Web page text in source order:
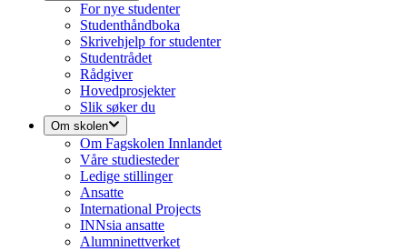
For nye studenter
Studenthåndboka
Skrivehjelp for studenter
Studentrådet
Rådgiver
Hovedprosjekter
Slik søker du
Om skolen
Om Fagskolen Innlandet
Våre studiesteder
Ledige stillinger
Ansatte
International Projects
INNsia ansatte
Alumninettverket